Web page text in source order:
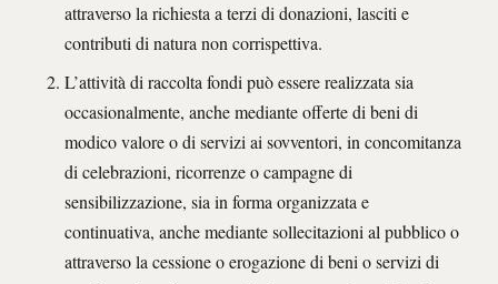
attraverso la richiesta a terzi di donazioni, lasciti e
contributi di natura non corrispettiva.
L’attività di raccolta fondi può essere realizzata sia
occasionalmente, anche mediante offerte di beni di
modico valore o di servizi ai sovventori, in concomitanza
di celebrazioni, ricorrenze o campagne di
sensibilizzazione, sia in forma organizzata e
continuativa, anche mediante sollecitazioni al pubblico o
attraverso la cessione o erogazione di beni o servizi di